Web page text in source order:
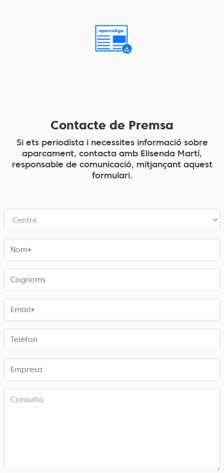
Contacte de Premsa
Si ets periodista i necessites informació sobre
aparcament, contacta amb Elisenda Martí,
responsable de comunicació, mitjançant aquest
formulari.